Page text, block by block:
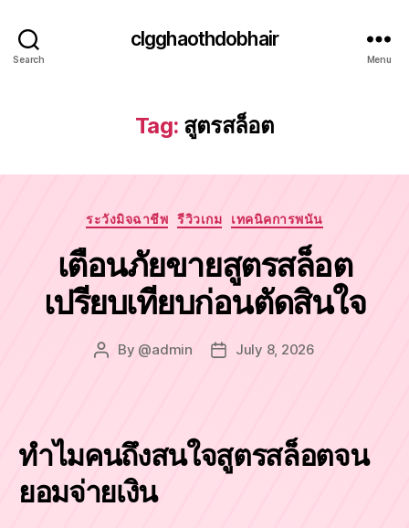
Search
clgghaothdobhair
Menu
Tag: สูตรสล็อต
Categories
ระวังมิจฉาชีพ รีวิวเกม เทคนิคการพนัน
เตือนภัยขายสูตรสล็อต
เปรียบเทียบก่อนตัดสินใจ
Post
By @admin
PostJuly 8, 2026
ทำไมคนถึงสนใจสูตรสล็อตจน
ยอมจ่ายเงิน